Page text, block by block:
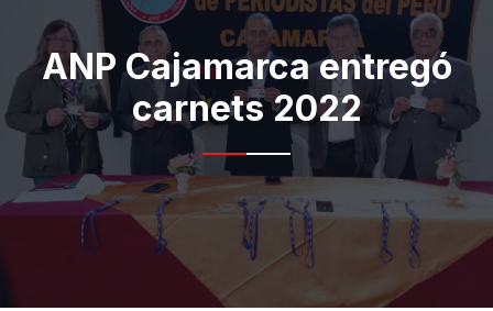
ANP Cajamarca entregó
carnets 2022